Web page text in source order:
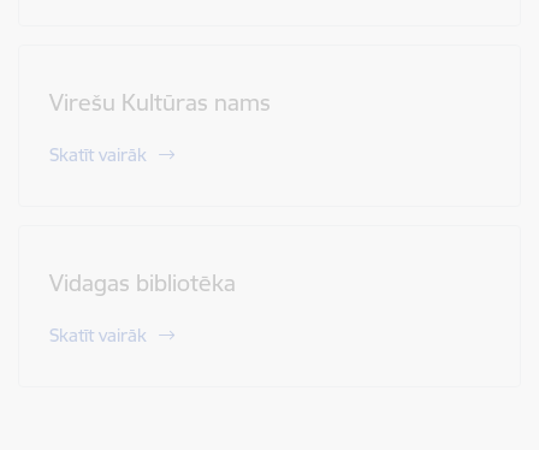
Virešu Kultūras nams
Skatīt vairāk
Vidagas bibliotēka
Skatīt vairāk